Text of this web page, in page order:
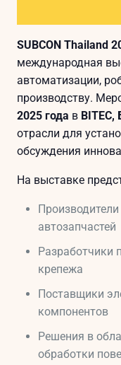
SUBCON Thailand
международная
автоматизации,
производству.
2025 года в BITEC,
отрасли для
обсуждения
На выставке
автозапчастей
Разработчики
крепежа
Поставщики
компонентов
Решения в
обработки